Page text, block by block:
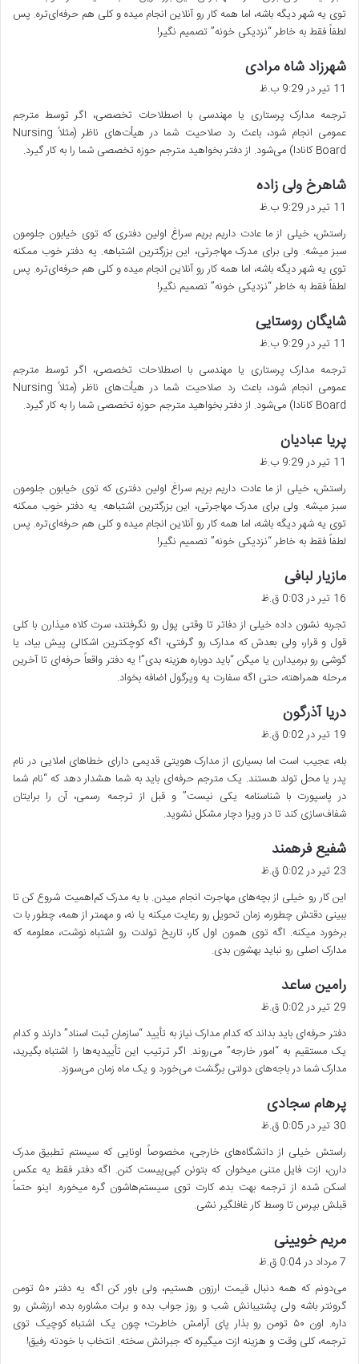
توی یه شهر دیگه باشه، اما همه کار رو آنلاین انجام میده و کلی هم حرفه‌ای‌تره. پس
لطفاً فقط به خاطر “نزدیکی خونه” تصمیم نگیر!
شهرزاد شاه مرادی
:
11 تیر در 9:29 ب.ظ
ترجمه مدارک پرستاری یا مهندسی با اصطلاحات تخصصی، اگر توسط مترجم
عمومی انجام شود، باعث رد صلاحیت شما در هیأت‌های ناظر (مثلاً Nursing
Board کانادا) می‌شود. از دفتر بخواهید مترجم حوزه تخصصی شما را به کار گیرد.
شاهرخ ولی زاده
:
11 تیر در 9:29 ب.ظ
راستش، خیلی از ما عادت داریم بریم سراغ اولین دفتری که توی خیابون جلومون
سبز میشه. ولی برای مدرک مهاجرتی، این بزرگترین اشتباهه. یه دفتر خوب ممکنه
توی یه شهر دیگه باشه، اما همه کار رو آنلاین انجام میده و کلی هم حرفه‌ای‌تره. پس
لطفاً فقط به خاطر “نزدیکی خونه” تصمیم نگیر!
شایگان روستایی
:
11 تیر در 9:29 ب.ظ
ترجمه مدارک پرستاری یا مهندسی با اصطلاحات تخصصی، اگر توسط مترجم
عمومی انجام شود، باعث رد صلاحیت شما در هیأت‌های ناظر (مثلاً Nursing
Board کانادا) می‌شود. از دفتر بخواهید مترجم حوزه تخصصی شما را به کار گیرد.
پریا عبادیان
:
11 تیر در 9:29 ب.ظ
راستش، خیلی از ما عادت داریم بریم سراغ اولین دفتری که توی خیابون جلومون
سبز میشه. ولی برای مدرک مهاجرتی، این بزرگترین اشتباهه. یه دفتر خوب ممکنه
توی یه شهر دیگه باشه، اما همه کار رو آنلاین انجام میده و کلی هم حرفه‌ای‌تره. پس
لطفاً فقط به خاطر “نزدیکی خونه” تصمیم نگیر!
مازیار لبافی
ف
ت
:
16 تیر در 0:03 ق.ظ
تجربه نشون داده خیلی از دفاتر تا وقتی پول رو نگرفتند، سرت کلاه میذارن با کلی
قول و قرار، ولی بعدش که مدارک رو گرفتی، اگه کوچکترین اشکالی پیش بیاد، یا
گوشی رو برمیدارن یا میگن “باید دوباره هزینه بدی”! یه دفتر واقعاً حرفه‌ای تا آخرین
مرحله همراهته، حتی اگه سفارت یه ویرگول اضافه بخواد.
دریا آذرگون
ت
:
19 تیر در 0:02 ق.ظ
بله، عجیب است اما بسیاری از مدارک هویتی قدیمی دارای خطاهای املایی در نام
پدر یا محل تولد هستند. یک مترجم حرفه‌ای باید به شما هشدار دهد که “نام شما
در پاسپورت با شناسنامه یکی نیست” و قبل از ترجمه رسمی، آن را برایتان
شفاف‌سازی کند تا در ویزا دچار مشکل نشوید.
شفیع فرهمند
ف
:
23 تیر در 0:02 ق.ظ
این کار رو خیلی از بچه‌های مهاجرت انجام میدن. با یه مدرک کم‌اهمیت شروع کن تا
ببینی دقتش چطوره، زمان تحویل رو رعایت میکنه یا نه، و مهمتر از همه، چطور با ت
برخورد میکنه. اگه توی همون اول کار، تاریخ تولدت رو اشتباه نوشت، معلومه که
مدارک اصلی رو نباید بهشون بدی.
رامین ساعد
ف
ت
:
29 تیر در 0:02 ق.ظ
دفتر حرفه‌ای باید بداند که کدام مدارک نیاز به تأیید “سازمان ثبت اسناد” دارند و کدام
یک مستقیم به “امور خارجه” می‌روند. اگر ترتیب این تأییدیه‌ها را اشتباه بگیرید،
مدارک شما در باجه‌های دولتی برگشت می‌خورد و یک ماه زمان می‌سوزد.
پرهام سجادی
ف
:
30 تیر در 0:05 ق.ظ
راستش خیلی از دانشگاه‌های خارجی، مخصوصاً اونایی که سیستم تطبیق مدرک
دارن، ازت فایل متنی میخوان که بتونن کپی‌پیست کنن. اگه دفتر فقط یه عکس
اسکن شده از ترجمه بهت بده، کارت توی سیستم‌هاشون گره میخوره. اینو حتماً
قبلش بپرس تا وسط کار غافلگیر نشی.
مریم خویینی
ف
ت
:
7 مرداد در 0:04 ق.ظ
می‌دونم که همه دنبال قیمت ارزون هستیم، ولی باور کن اگه یه دفتر ۵۰ تومن
گرونتر باشه ولی پشتیبانش شب و روز جواب بده و برات مشاوره بده، ارزشش رو
داره. اون ۵۰ تومن رو بذار پای آرامش خاطرت؛ چون یک اشتباه کوچیک توی
ترجمه، کلی وقت و هزینه ازت میگیره که جبرانش سخته. انتخاب با خودته رفیق!